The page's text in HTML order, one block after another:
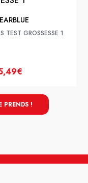
TEST GROSSESSE 1
PRENDS !